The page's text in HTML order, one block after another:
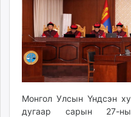
Eguur.mn
24tsag.mn
shuud.mn
eagle.mn
zarig.mn
today.mn
Монгол Улсын Үндсэн
дугаар сарын 27-